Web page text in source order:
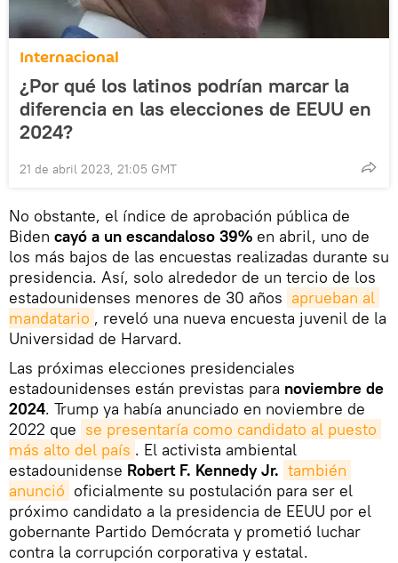
Internacional
¿Por qué los latinos podrían marcar la
diferencia en las elecciones de EEUU en
2024?
21 de abril 2023, 21:05 GMT
No obstante, el índice de aprobación pública de
Biden cayó a un escandaloso 39% en abril, uno de
los más bajos de las encuestas realizadas durante su
presidencia. Así, solo alrededor de un tercio de los
estadounidenses menores de 30 años aprueban al
mandatario , reveló una nueva encuesta juvenil de la
Universidad de Harvard.
Las próximas elecciones presidenciales
estadounidenses están previstas para noviembre de
2024. Trump ya había anunciado en noviembre de
2022 que se presentaría como candidato al puesto
más alto del país . El activista ambiental
estadounidense Robert F. Kennedy Jr. también
anunció oficialmente su postulación para ser el
próximo candidato a la presidencia de EEUU por el
gobernante Partido Demócrata y prometió luchar
contra la corrupción corporativa y estatal.